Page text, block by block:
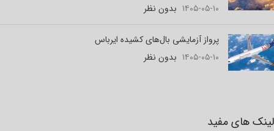
۱۴۰۵-۰۵-۱۰ بدون نظر
پرواز آزمایشی بال‌های کشیده ایرباس
۱۴۰۵-۰۵-۱۰ بدون نظر
لینک های مفید